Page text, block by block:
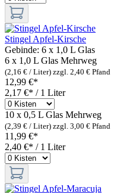
Stingel Apfel-Kirsche
Gebinde: 6 x 1,0 L Glas
6 x 1,0 L Glas Mehrweg
(2,16 € / Liter) zzgl. 2,40 € Pfand
12,99 €*
2,17 €* / 1 Liter
10 x 0,5 L Glas Mehrweg
(2,39 € / Liter) zzgl. 3,00 € Pfand
11,99 €*
2,40 €* / 1 Liter